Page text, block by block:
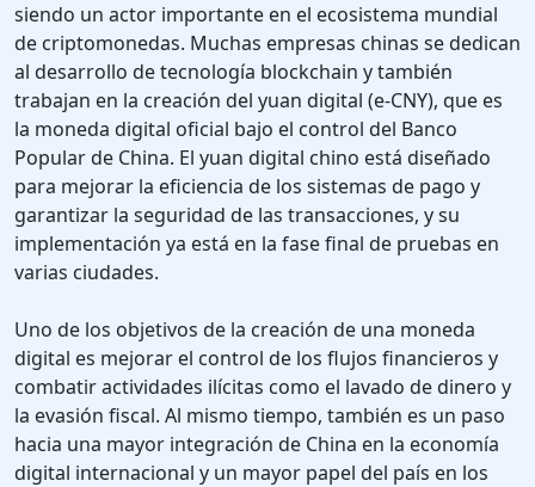
siendo un actor importante en el ecosistema mundial
de criptomonedas. Muchas empresas chinas se dedican
al desarrollo de tecnología blockchain y también
trabajan en la creación del yuan digital (e-CNY), que es
la moneda digital oficial bajo el control del Banco
Popular de China. El yuan digital chino está diseñado
para mejorar la eficiencia de los sistemas de pago y
garantizar la seguridad de las transacciones, y su
implementación ya está en la fase final de pruebas en
varias ciudades.
Uno de los objetivos de la creación de una moneda
digital es mejorar el control de los flujos financieros y
combatir actividades ilícitas como el lavado de dinero y
la evasión fiscal. Al mismo tiempo, también es un paso
hacia una mayor integración de China en la economía
digital internacional y un mayor papel del país en los